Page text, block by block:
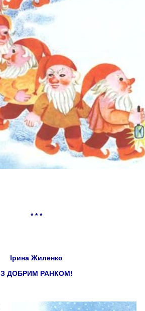
* * *
Ірина Жиленко
З ДОБРИМ РАНКОМ!